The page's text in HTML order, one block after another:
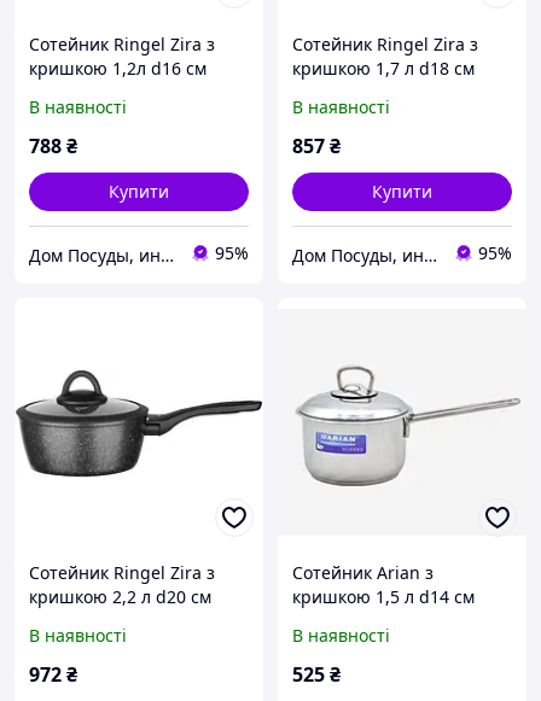
Сотейник Ringel Zira з
кришкою 1,2л d16 см
антипригарним
покриттям (41006-16 RG)
В наявності
788₴
Купити
Дом Посуды, интернет-магазин посуды и товаров для кухни 95%
Сотейник Ringel Zira з
кришкою 1,7 л d18 см
антипригарним
покриттям (41006-18 RG) з
Україні
В наявності
857₴
Купити
Дом Посуды, интернет-магазин посуды и товаров для кухни 95%
Сотейник Ringel Zira з
кришкою 2,2 л d20 см
антипригарним
покриттям (41006-20 RG) з
В наявності
972₴
Сотейник Arian з
кришкою 1,5 л d14 см
В наявності
525₴